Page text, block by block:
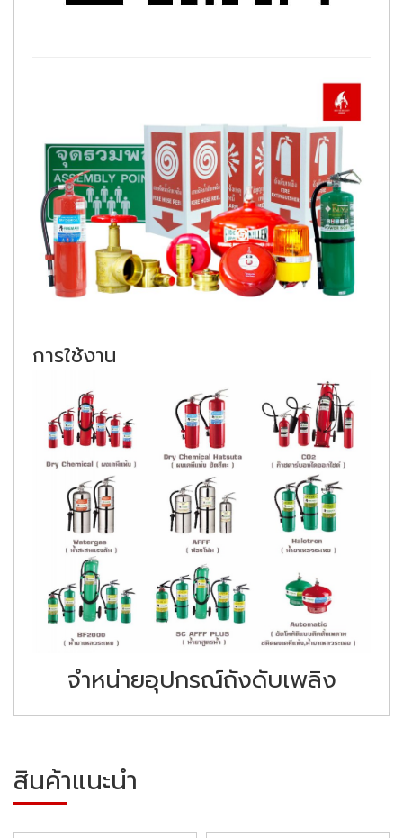
การใช้งาน
จำหน่ายอุปกรณ์ถังดับเพลิง
สินค้าแนะนำ